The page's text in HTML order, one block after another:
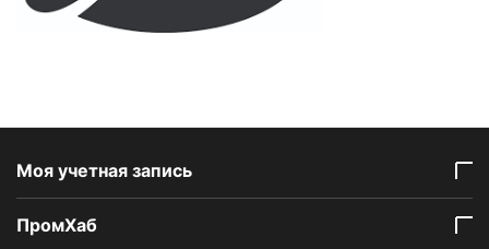
Моя учетная запись
ПромХаб